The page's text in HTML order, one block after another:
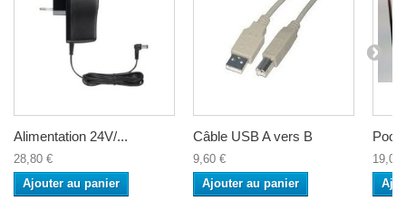
Alimentation 24V/...
28,80 €
Ajouter au panier
Câble USB A vers B
9,60 €
Ajouter au panier
19,08